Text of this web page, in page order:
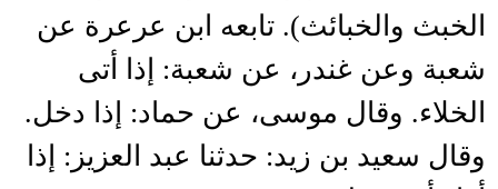
الخبث والخبائث). تابعه ابن عرعرة عن
شعبة وعن غندر، عن شعبة: إذا أتى
الخلاء. وقال موسى، عن حماد: إذا دخل.
وقال سعيد بن زيد: حدثنا عبد العزيز: إذا